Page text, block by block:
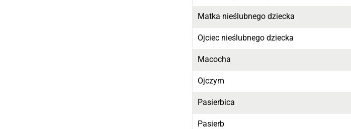
Matka nieślubnego dziecka
Ojciec nieślubnego dziecka
Macocha
Ojczym
Pasierbica
Pasierb